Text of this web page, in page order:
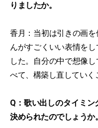
りましたか。
香月：当初は引きの画
んがすごくいい表情を
した。自分の中で想像
べて、構築し直していく
Q：歌い出しのタイミ
決められたのでしょうか。